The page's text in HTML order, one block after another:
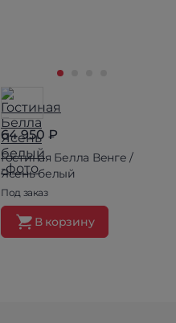
64 950 ₽
Гостиная Белла Венге /
Ясень белый
Под заказ
В корзину